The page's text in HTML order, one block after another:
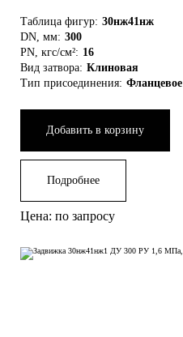
Таблица фигур: 30нж41нж
DN, мм: 300
PN, кгс/см²: 16
Вид затвора: Клиновая
Тип присоединения: Фланцевое
Добавить в корзину
Подробнее
Цена: по запросу